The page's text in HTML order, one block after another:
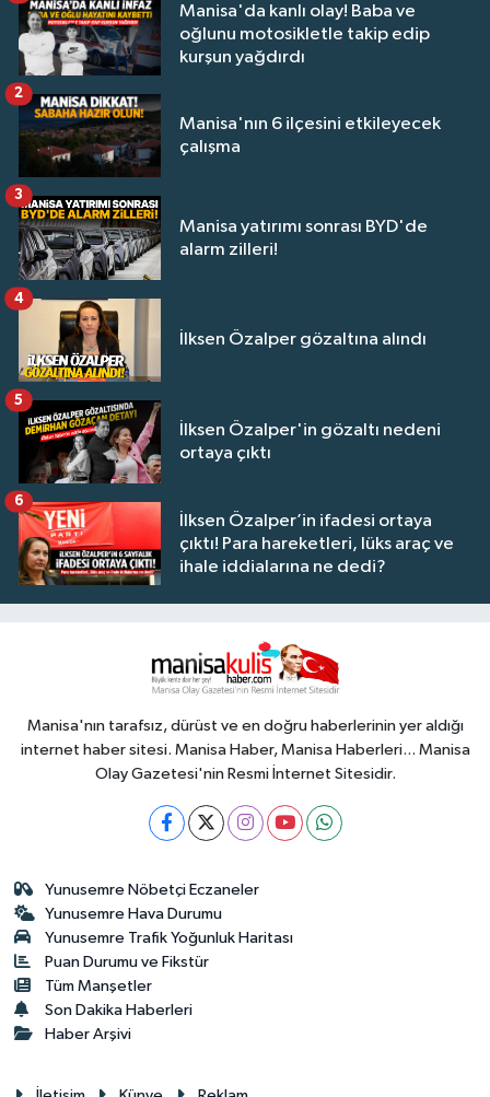
Manisa'da kanlı olay! Baba ve
oğlunu motosikletle takip edip
kurşun yağdırdı
Manisa'nın 6 ilçesini etkileyecek
çalışma
2
Manisa yatırımı sonrası BYD'de
alarm zilleri!
3
İlksen Özalper gözaltına alındı
4
İlksen Özalper'in gözaltı nedeni
ortaya çıktı
5
İlksen Özalper’in ifadesi ortaya
çıktı! Para hareketleri, lüks araç ve
ihale iddialarına ne dedi?
6
Manisa'nın tarafsız, dürüst ve en doğru haberlerinin yer aldığı
internet haber sitesi. Manisa Haber, Manisa Haberleri... Manisa
Olay Gazetesi'nin Resmi İnternet Sitesidir.
Yunusemre Nöbetçi Eczaneler
Yunusemre Hava Durumu
Yunusemre Trafik Yoğunluk Haritası
Puan Durumu ve Fikstür
Tüm Manşetler
Son Dakika Haberleri
Haber Arşivi